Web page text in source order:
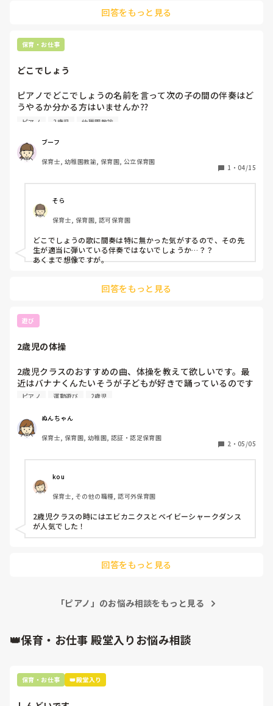
私が今まで勤めていた園では、午睡中にCDで音楽をかけた
寝かしつけ時に保育士が子守唄を歌ったりすることはもちろ
んあります。
皆さんの園では午睡中、音楽をかけているのか、音楽は必要
落ち着きのない、いわゆるグレーな子も、眠る前に興奮気味で
た。曲があることに慣れていると、何もない無音に寝てくれる
のか？と不安に思うほどでしたが、子どもたちはみんなおとな
ないのかなと思いました。
回答をもっと見る
保育・お仕事
どこでしょう
ピアノでどこでしょうの名前を言って次の子の間の伴奏はど
うやるか分かる方はいませんか⁇
やっている先生が伴奏やっていてわからないです…
ピアノ 2歳児 幼稚園教諭
ブーフ
保育士, 幼稚園教諭, 保育園, 公立保育園
1 ・ 04/15
そら
保育士, 保育園, 認可保育園
どこでしょうの歌に間奏は特に無かった気がするので、その先
生が適当に弾いている伴奏ではないでしょうか…？？
あくまで想像ですが。
回答をもっと見る
遊び
2歳児の体操
2歳児クラスのおすすめの曲、体操を教えて欲しいです。最
近はバナナくんたいそうが子どもが好きで踊っているのです
が、他にもバリエーションを増やしたいです！
ピアノ 運動遊び 2歳児
ぬんちゃん
保育士, 保育園, 幼稚園, 認証・認定保育園
2 ・ 05/05
kou
保育士, その他の職種, 認可外保育園
2歳児クラスの時にはエビカニクスとベイビーシャークダンス
が人気でした！
回答をもっと見る
「ピアノ」のお悩み相談をもっと見る
👑保育・お仕事 殿堂入りお悩み相談
保育・お仕事 👑殿堂入り